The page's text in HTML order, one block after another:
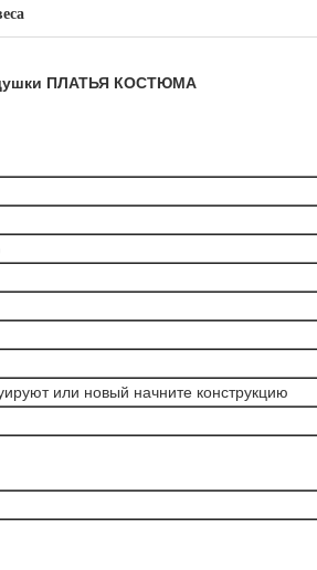
ПЛАТЬЯ КОСТЮМА
или новый начните конструкцию